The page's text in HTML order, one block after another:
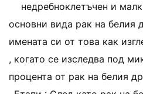
недребноклетъчен и
основни вида рак на белия
имената си от това как
, когато се изследва под
процента от рак на белия